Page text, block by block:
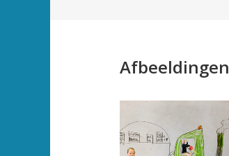
Afbeeldingen